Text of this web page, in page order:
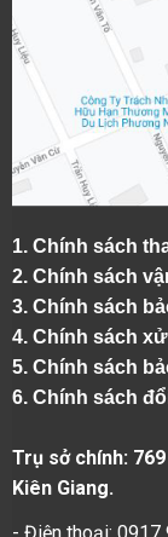
1. Chính sách
2. Chính sách
3. Chính sách
4. Chính sách
5. Chính sách
6. Chính sách
Trụ sở chính:
Kiên Giang.